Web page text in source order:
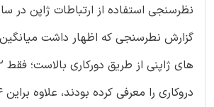
گزارش نطرسنجی که اظهار داشت